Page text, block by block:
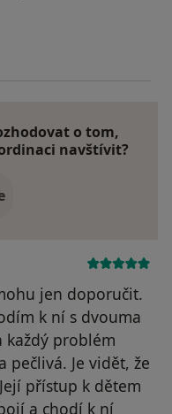
Rodina Řádova
o tom,
navštívit?
jen doporučit.
k ní s dvouma
každý problém
pečlivá. Je vidět, že
přístup k dětem
a chodí k ní